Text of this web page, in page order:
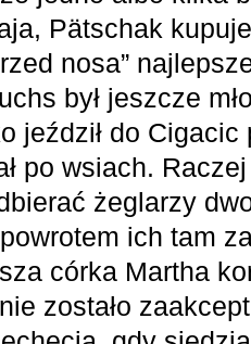
Pätschak
nosa”
był jeszcze
jeździł do
po wsiach. Raczej
żeglarzy
ich tam
córka Martha
zostało